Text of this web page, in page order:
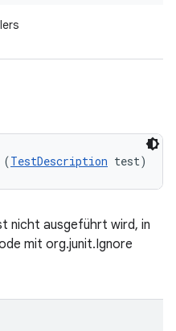
(TestDescription test)
nicht ausgeführt wird, in
mit org.junit.Ignore